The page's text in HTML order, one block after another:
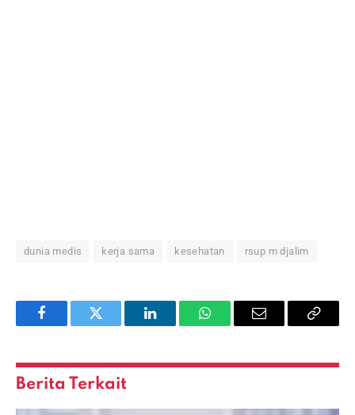
dunia medis kerja sama kesehatan rsup m djalim
FacebookTwitter LinkedInWhatsAppEmail
Copy
Berita Terkait